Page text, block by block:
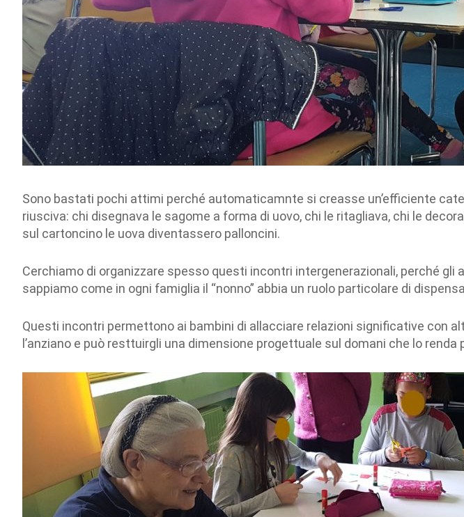
Sono bastati pochi attimi perché automaticamnte si creasse un’efficiente
riusciva: chi disegnava le sagome a forma di uovo, chi le ritagliava, chi le
sul cartoncino le uova diventassero palloncini.
Cerchiamo di organizzare spesso questi incontri intergenerazionali, perché
sappiamo come in ogni famiglia il “nonno” abbia un ruolo particolare di
Questi incontri permettono ai bambini di allacciare relazioni significative con
l’anziano e può resttuirgli una dimensione progettuale sul domani che lo